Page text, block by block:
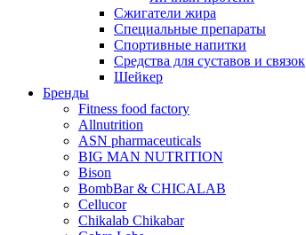
Сжигатели жира
Специальные препараты
Спортивные напитки
Средства для суставов и связок
Шейкер
Бренды
Fitness food factory
Allnutrition
ASN pharmaceuticals
BIG MAN NUTRITION
Bison
BombBar & CHICALAB
Cellucor
Chikalab Chikabar